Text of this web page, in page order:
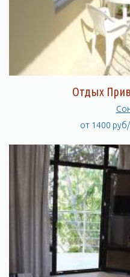
Отдых
от 1400